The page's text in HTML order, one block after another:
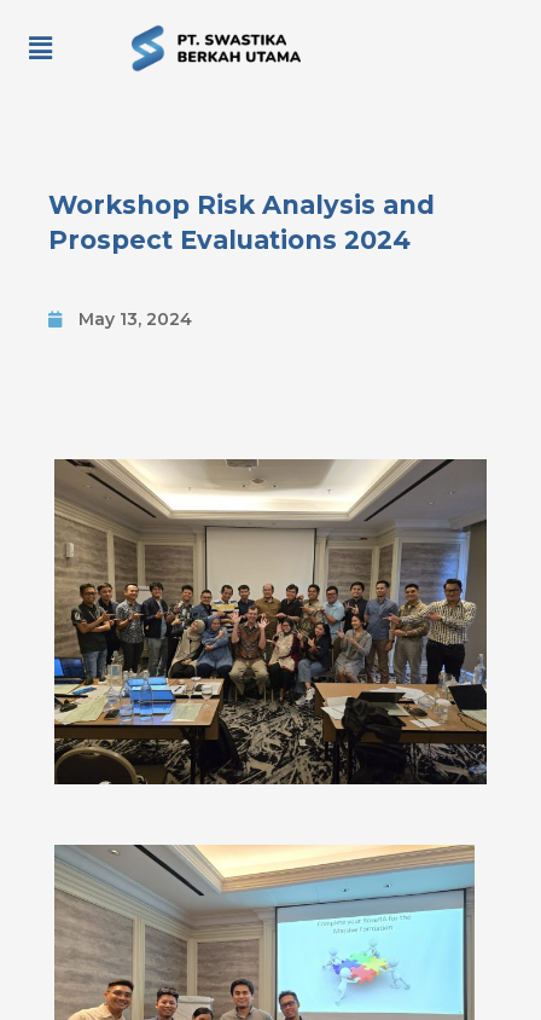
Workshop Risk Analysis and
Prospect Evaluations 2024
May 13, 2024